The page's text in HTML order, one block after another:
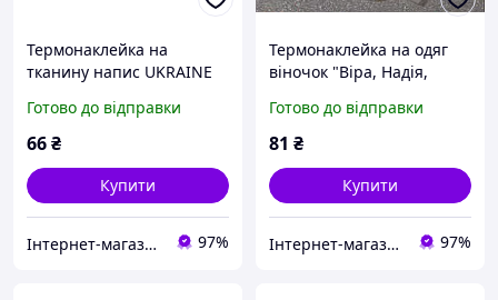
Термонаклейка на
тканину напис UKRAINE
Готово до відправки
66₴
Купити
Інтернет-магазин Учcнаб Україна - оснащення учбових закладів, нуш, шкільних кабінетів, днз 97%
Термонаклейка на одяг
віночок "Віра, Надія,
Готово до відправки
81 ₴
Купити
Інтернет-магазин Учcнаб Україна - оснащення учбових закладів, нуш, шкільних кабінетів, днз 97%